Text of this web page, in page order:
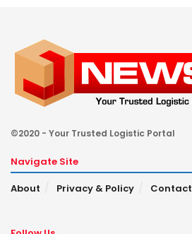
©2020 - Your Trusted Logistic Portal
Navigate Site
About
Privacy & Policy Contact